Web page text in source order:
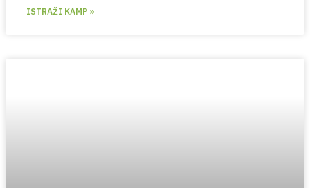
ISTRAŽI KAMP »